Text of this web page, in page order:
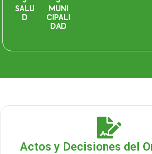
SALU
D
MUNI
CIPALI
DAD
Actos y Decisiones del